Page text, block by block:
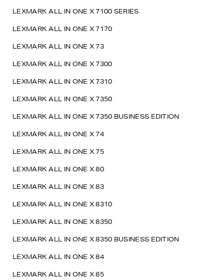
LEXMARK ALL IN ONE X 7100 SERIES
LEXMARK ALL IN ONE X 7170
LEXMARK ALL IN ONE X 73
LEXMARK ALL IN ONE X 7300
LEXMARK ALL IN ONE X 7310
LEXMARK ALL IN ONE X 7350
LEXMARK ALL IN ONE X 7350 BUSINESS EDITION
LEXMARK ALL IN ONE X 74
LEXMARK ALL IN ONE X 75
LEXMARK ALL IN ONE X 80
LEXMARK ALL IN ONE X 83
LEXMARK ALL IN ONE X 8310
LEXMARK ALL IN ONE X 8350
LEXMARK ALL IN ONE X 8350 BUSINESS EDITION
LEXMARK ALL IN ONE X 84
LEXMARK ALL IN ONE X 85